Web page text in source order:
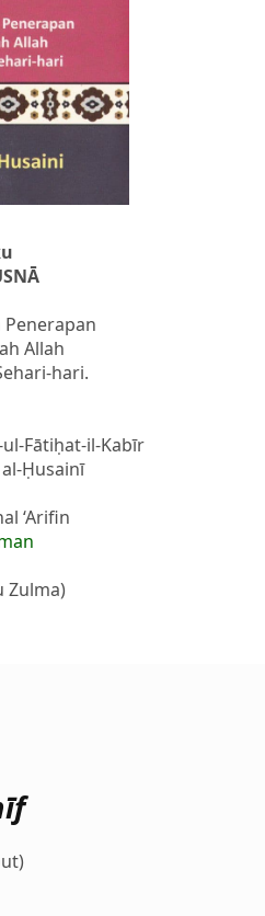
Penerapan
Allah
hari.
Fātiḥat-il-Kabīr
al-Ḥusainī
‘Arifin
Zulma)